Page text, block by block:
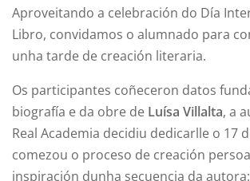
Aproveitando a celebración do Día
Libro, convidamos o alumnado para
unha tarde de creación literaria.
Os participantes coñeceron datos
biografía e da obre de Luísa Villalta, a
Real Academia decidiu dedicarlle o 17
comezou o proceso de creación
inspiración dunha secuencia da autora: